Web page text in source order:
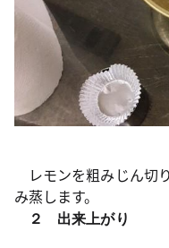
レモンを粗みじん切
み蒸します。
２ 出来上がり